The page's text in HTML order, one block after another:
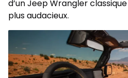
d’un Jeep Wrangler
plus audacieux.